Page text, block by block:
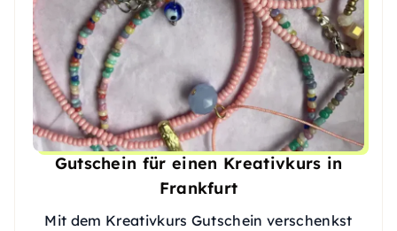
Gutschein für einen Kreativkurs in
Frankfurt
Mit dem Kreativkurs Gutschein verschenkst